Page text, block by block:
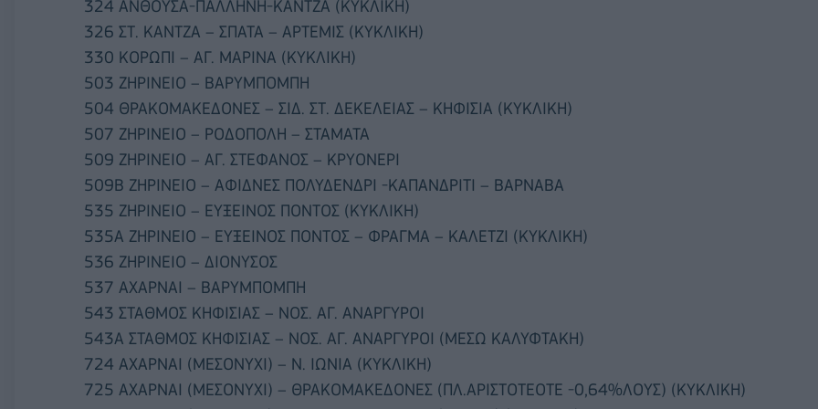
324 ΑΝΘΟΥΣΑ-ΠΑΛΛΗΝΗ-ΚΑΝΤΖΑ (ΚΥΚΛΙΚΗ)
326 ΣΤ. ΚΑΝΤΖΑ – ΣΠΑΤΑ – ΑΡΤΕΜΙΣ (ΚΥΚΛΙΚΗ)
330 ΚΟΡΩΠΙ – ΑΓ. ΜΑΡΙΝΑ (ΚΥΚΛΙΚΗ)
503 ΖΗΡΙΝΕΙΟ – ΒΑΡΥΜΠΟΜΠΗ
504 ΘΡΑΚΟΜΑΚΕΔΟΝΕΣ – ΣΙΔ. ΣΤ. ΔΕΚΕΛΕΙΑΣ – ΚΗΦΙΣΙΑ (ΚΥΚΛΙΚΗ)
507 ΖΗΡΙΝΕΙΟ – ΡΟΔΟΠΟΛΗ – ΣΤΑΜΑΤΑ
509 ΖΗΡΙΝΕΙΟ – ΑΓ. ΣΤΕΦΑΝΟΣ – ΚΡΥΟΝΕΡΙ
509Β ΖΗΡΙΝΕΙΟ – ΑΦΙΔΝΕΣ ΠΟΛΥΔΕΝΔΡΙ -ΚΑΠΑΝΔΡΙΤΙ – ΒΑΡΝΑΒΑ
535 ΖΗΡΙΝΕΙΟ – ΕΥΞΕΙΝΟΣ ΠΟΝΤΟΣ (ΚΥΚΛΙΚΗ)
535Α ΖΗΡΙΝΕΙΟ – ΕΥΞΕΙΝΟΣ ΠΟΝΤΟΣ – ΦΡΑΓΜΑ – ΚΑΛΕΤΖΙ (ΚΥΚΛΙΚΗ)
536 ΖΗΡΙΝΕΙΟ – ΔΙΟΝΥΣΟΣ
537 ΑΧΑΡΝΑΙ – ΒΑΡΥΜΠΟΜΠΗ
543 ΣΤΑΘΜΟΣ ΚΗΦΙΣΙΑΣ – ΝΟΣ. ΑΓ. ΑΝΑΡΓΥΡΟΙ
543Α ΣΤΑΘΜΟΣ ΚΗΦΙΣΙΑΣ – ΝΟΣ. ΑΓ. ΑΝΑΡΓΥΡΟΙ (ΜΕΣΩ ΚΑΛΥΦΤΑΚΗ)
724 ΑΧΑΡΝΑΙ (ΜΕΣΟΝΥΧΙ) – Ν. ΙΩΝΙΑ (ΚΥΚΛΙΚΗ)
725 ΑΧΑΡΝΑΙ (ΜΕΣΟΝΥΧΙ) – ΘΡΑΚΟΜΑΚΕΔΟΝΕΣ (ΠΛ.ΑΡΙΣΤΟΤΕΟΤΕ -0,64%ΛΟΥΣ) (ΚΥΚΛΙΚΗ)